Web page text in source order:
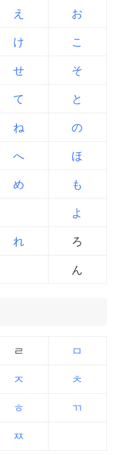
え お
け こ
せ そ
て と
ね の
へ ほ
め も
よ
れ ろ
ん
ㄹ ㅁ
ㅈ ㅊ
ㅎ ㄲ
ㅉ